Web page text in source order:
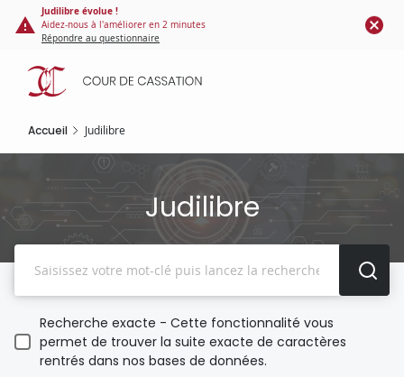
Panneau de gestion des cookies
contenu
principal
Judilibre évolue !
Aidez-nous à l'améliorer en 2 minutes
Répondre au questionnaire
Accueil Judilibre
Judilibre
Recherche exacte - Cette fonctionnalité vous
permet de trouver la suite exacte de caractères
rentrés dans nos bases de données.